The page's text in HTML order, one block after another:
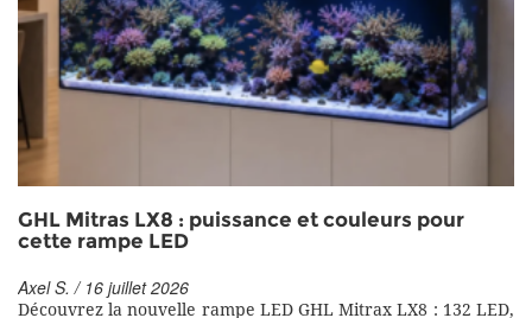
GHL Mitras LX8 : puissance et couleurs pour
cette rampe LED
Axel S. / 16 juillet 2026
Découvrez la nouvelle rampe LED GHL Mitrax LX8 : 132 LED,